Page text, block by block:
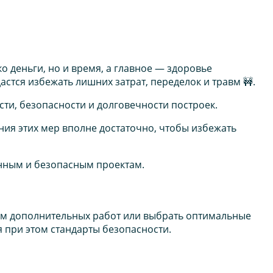
деньги, но и время, а главное — здоровье
избежать лишних затрат, переделок и травм 🚧.
безопасности и долговечности построек.
этих мер вполне достаточно, чтобы избежать
и безопасным проектам.
дополнительных работ или выбрать оптимальные
этом стандарты безопасности.